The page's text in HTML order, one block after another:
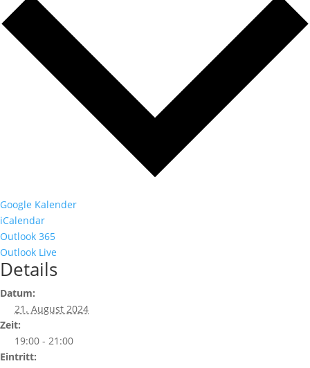
Google Kalender
iCalendar
Outlook 365
Outlook Live
Details
Datum:
21. August 2024
Zeit:
19:00 - 21:00
Eintritt: